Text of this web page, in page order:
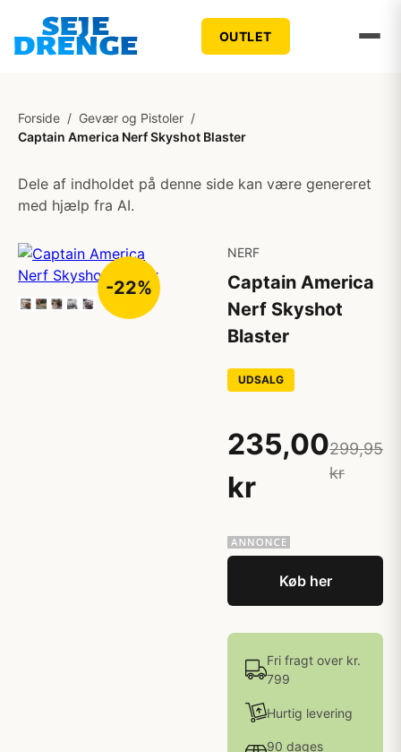
OUTLET
Forside / Gevær og Pistoler /
Captain America Nerf Skyshot Blaster
Dele af indholdet på denne side kan være genereret
med hjælp fra AI.
-22%
NERF
Captain America
Nerf Skyshot
Blaster
UDSALG
235,00
kr
299,95
kr
Køb her
Fri fragt over kr.
799
Hurtig levering
90 dages